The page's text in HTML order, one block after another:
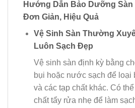
Hướng Dẫn Bảo Dưỡng
Đơn Giản, Hiệu Quả
Vệ Sinh Sàn Thường
Luôn Sạch Đẹp
Vệ sinh sàn định kỳ bằng
bụi hoặc nước sạch để loại
và các tạp chất khác. Có
chất tẩy rửa nhẹ để làm